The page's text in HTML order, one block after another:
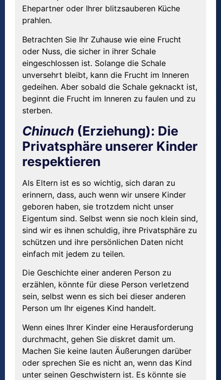
Ehepartner oder Ihrer blitzsauberen Küche
prahlen.
Betrachten Sie Ihr Zuhause wie eine Frucht
oder Nuss, die sicher in ihrer Schale
eingeschlossen ist. Solange die Schale
unversehrt bleibt, kann die Frucht im Inneren
gedeihen. Aber sobald die Schale geknackt ist,
beginnt die Frucht im Inneren zu faulen und zu
sterben.
Chinuch (Erziehung): Die
Privatsphäre unserer Kinder
respektieren
Als Eltern ist es so wichtig, sich daran zu
erinnern, dass, auch wenn wir unsere Kinder
geboren haben, sie trotzdem nicht unser
Eigentum sind. Selbst wenn sie noch klein sind,
sind wir es ihnen schuldig, ihre Privatsphäre zu
schützen und ihre persönlichen Daten nicht
einfach mit jedem zu teilen.
Die Geschichte einer anderen Person zu
erzählen, könnte für diese Person verletzend
sein, selbst wenn es sich bei dieser anderen
Person um Ihr eigenes Kind handelt.
Wenn eines Ihrer Kinder eine Herausforderung
durchmacht, gehen Sie diskret damit um.
Machen Sie keine lauten Äußerungen darüber
oder sprechen Sie es nicht an, wenn das Kind
unter seinen Geschwistern ist. Es könnte sie